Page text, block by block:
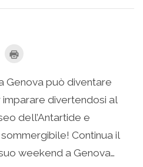
stampare
(Si
in
nuova
finestra)
Genova può diventare
imparare divertendosi al
dell’Antartide e
Continua il
weekend a Genova…